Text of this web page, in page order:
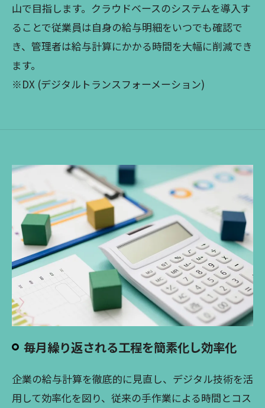
山で目指します。クラウドベースのシステムを導入す
ることで従業員は自身の給与明細をいつでも確認で
き、管理者は給与計算にかかる時間を大幅に削減でき
ます。
※DX (デジタルトランスフォーメーション)
毎月繰り返される工程を簡素化し効率化
企業の給与計算を徹底的に見直し、デジタル技術を活
用して効率化を図り、従来の手作業による時間とコス